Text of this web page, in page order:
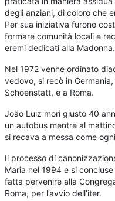
degli anziani, di coloro che
Per sua iniziativa furono
formare comunità locali e
eremi dedicati alla Madonna.
Nel 1972 venne ordinato
vedovo, si recò in
Schoenstatt, e a Roma.
João Luiz morì giusto 40
un autobus mentre al
si recava a messa come
Il processo di
Maria nel 1994 e si
fatta pervenire alla
Roma, per l’avvio dell’iter.